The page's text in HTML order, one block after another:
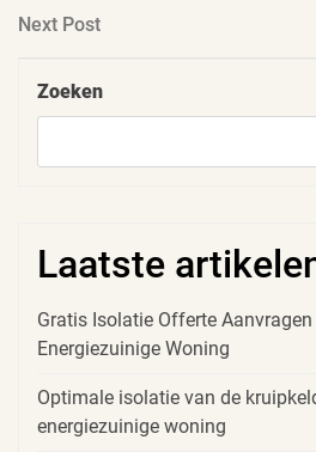
Next
Next Post
Zoeken
Laatste
Gratis Isolatie Offerte Aanvragen
Energiezuinige Woning
Optimale isolatie van de
energiezuinige woning